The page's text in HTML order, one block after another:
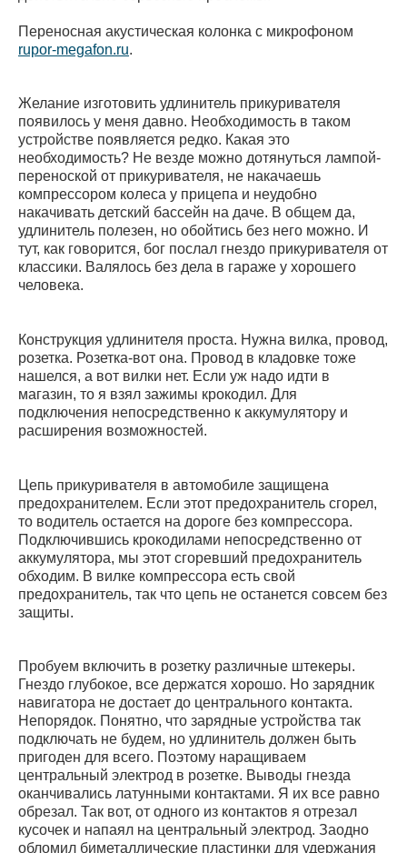
Переносная акустическая колонка с микрофоном
rupor-megafon.ru.
Желание изготовить удлинитель прикуривателя
появилось у меня давно. Необходимость в таком
устройстве появляется редко. Какая это
необходимость? Не везде можно дотянуться лампой-
переноской от прикуривателя, не накачаешь
компрессором колеса у прицепа и неудобно
накачивать детский бассейн на даче. В общем да,
удлинитель полезен, но обойтись без него можно. И
тут, как говорится, бог послал гнездо прикуривателя от
классики. Валялось без дела в гараже у хорошего
человека.
Конструкция удлинителя проста. Нужна вилка, провод,
розетка. Розетка-вот она. Провод в кладовке тоже
нашелся, а вот вилки нет. Если уж надо идти в
магазин, то я взял зажимы крокодил. Для
подключения непосредственно к аккумулятору и
расширения возможностей.
Цепь прикуривателя в автомобиле защищена
предохранителем. Если этот предохранитель сгорел,
то водитель остается на дороге без компрессора.
Подключившись крокодилами непосредственно от
аккумулятора, мы этот сгоревший предохранитель
обходим. В вилке компрессора есть свой
предохранитель, так что цепь не останется совсем без
защиты.
Пробуем включить в розетку различные штекеры.
Гнездо глубокое, все держатся хорошо. Но зарядник
навигатора не достает до центрального контакта.
Непорядок. Понятно, что зарядные устройства так
подключать не будем, но удлинитель должен быть
пригоден для всего. Поэтому наращиваем
центральный электрод в розетке. Выводы гнезда
оканчивались латунными контактами. Я их все равно
обрезал. Так вот, от одного из контактов я отрезал
кусочек и напаял на центральный электрод. Заодно
обломил биметаллические пластинки для удержания